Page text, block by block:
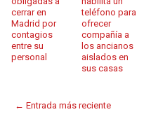
cerrar en
Madrid por
contagios
entre su
personal
teléfono para
ofrecer
compañía a
los ancianos
aislados en
sus casas
← Entrada más reciente